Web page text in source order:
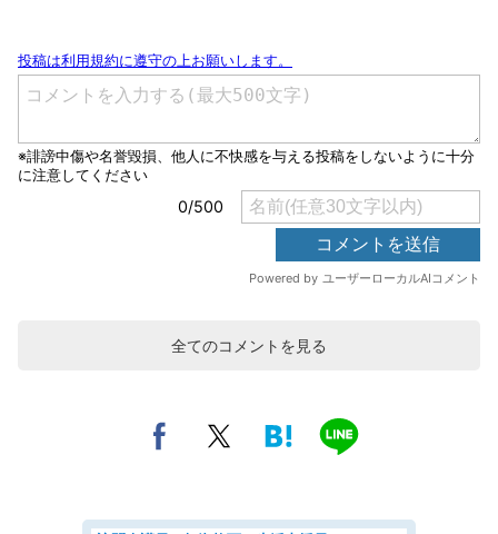
全てのコメントを見る